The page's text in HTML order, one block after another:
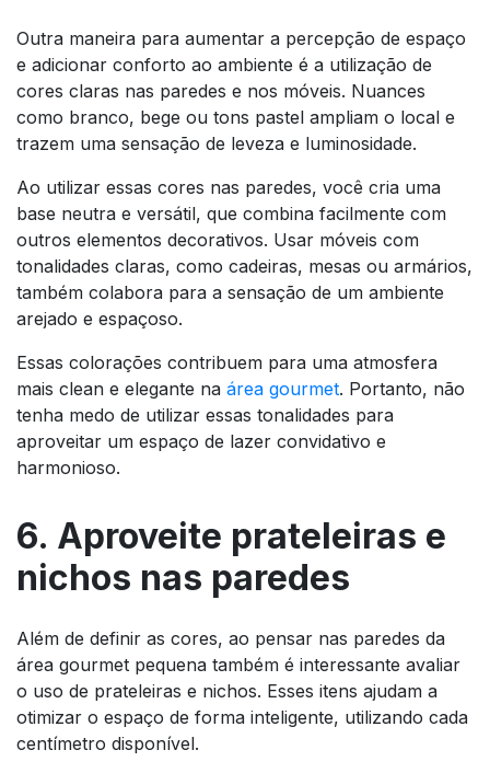
Outra maneira para aumentar a percepção de espaço
e adicionar conforto ao ambiente é a utilização de
cores claras nas paredes e nos móveis. Nuances
como branco, bege ou tons pastel ampliam o local e
trazem uma sensação de leveza e luminosidade.
Ao utilizar essas cores nas paredes, você cria uma
base neutra e versátil, que combina facilmente com
outros elementos decorativos. Usar móveis com
tonalidades claras, como cadeiras, mesas ou armários,
também colabora para a sensação de um ambiente
arejado e espaçoso.
Essas colorações contribuem para uma atmosfera
mais clean e elegante na área gourmet. Portanto, não
tenha medo de utilizar essas tonalidades para
aproveitar um espaço de lazer convidativo e
harmonioso.
6. Aproveite prateleiras e
nichos nas paredes
Além de definir as cores, ao pensar nas paredes da
área gourmet pequena também é interessante avaliar
o uso de prateleiras e nichos. Esses itens ajudam a
otimizar o espaço de forma inteligente, utilizando cada
centímetro disponível.